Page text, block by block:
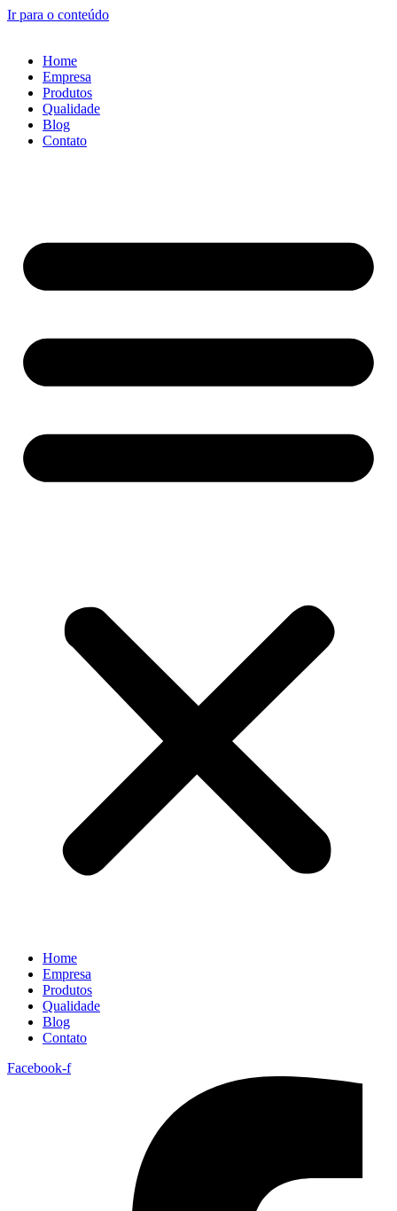
Ir para o conteúdo
Home
Empresa
Produtos
Qualidade
Blog
Contato
Home
Empresa
Produtos
Qualidade
Blog
Contato
Facebook-f